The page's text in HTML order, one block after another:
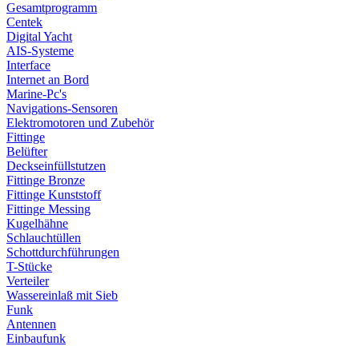
Gesamtprogramm
Centek
Digital Yacht
AIS-Systeme
Interface
Internet an Bord
Marine-Pc's
Navigations-Sensoren
Elektromotoren und Zubehör
Fittinge
Belüfter
Deckseinfüllstutzen
Fittinge Bronze
Fittinge Kunststoff
Fittinge Messing
Kugelhähne
Schlauchtüllen
Schottdurchführungen
T-Stücke
Verteiler
Wassereinlaß mit Sieb
Funk
Antennen
Einbaufunk